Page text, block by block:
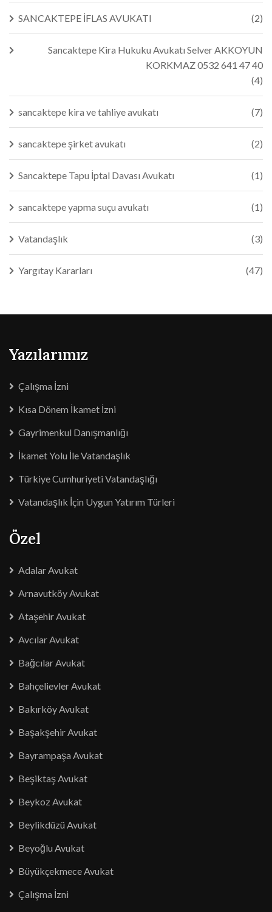
SANCAKTEPE İFLAS AVUKATI (2)
Sancaktepe Kira Hukuku Avukatı Selver AKKOYUN
KORKMAZ 0532 641 47 40
(4)
sancaktepe kira ve tahliye avukatı (7)
sancaktepe şirket avukatı (2)
Sancaktepe Tapu İptal Davası Avukatı (1)
sancaktepe yapma suçu avukatı (1)
Vatandaşlık (3)
Yargıtay Kararları (47)
Yazılarımız
Çalışma İzni
Kısa Dönem İkamet İzni
Gayrimenkul Danışmanlığı
İkamet Yolu İle Vatandaşlık
Türkiye Cumhuriyeti Vatandaşlığı
Vatandaşlık İçin Uygun Yatırım Türleri
Özel
Adalar Avukat
Arnavutköy Avukat
Ataşehir Avukat
Avcılar Avukat
Bağcılar Avukat
Bahçelievler Avukat
Bakırköy Avukat
Başakşehir Avukat
Bayrampaşa Avukat
Beşiktaş Avukat
Beykoz Avukat
Beylikdüzü Avukat
Beyoğlu Avukat
Büyükçekmece Avukat
Çalışma İzni